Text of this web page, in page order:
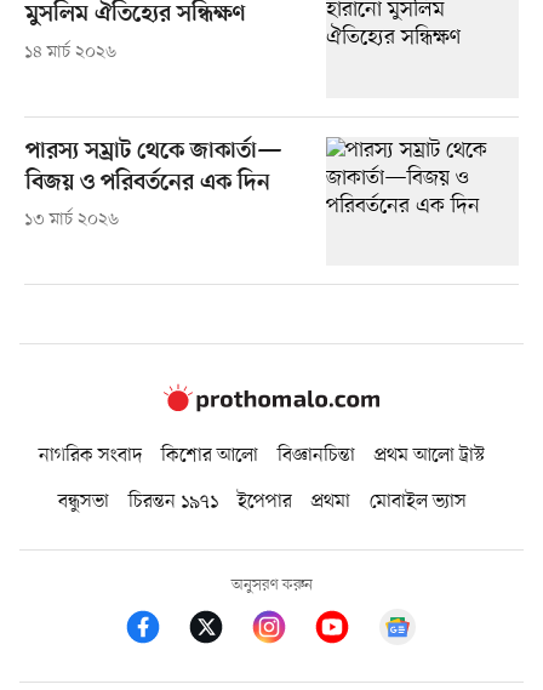
মুসলিম ঐতিহ্যের সন্ধিক্ষণ
১৪ মার্চ ২০২৬
পারস্য সম্রাট থেকে জাকার্তা—
বিজয় ও পরিবর্তনের এক দিন
১৩ মার্চ ২০২৬
নাগরিক সংবাদ কিশোর আলো বিজ্ঞানচিন্তা
প্রথম আলো ট্রাস্ট
বন্ধুসভা
চিরন্তন ১৯৭১ ইপেপার প্রথমা মোবাইল ভ্যাস
অনুসরণ করুন